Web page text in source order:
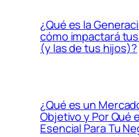
¿Qué es la
cómo impactará
(y las de tus hijos)?
¿Qué es un
Objetivo y Por Qué
Esencial Para Tu